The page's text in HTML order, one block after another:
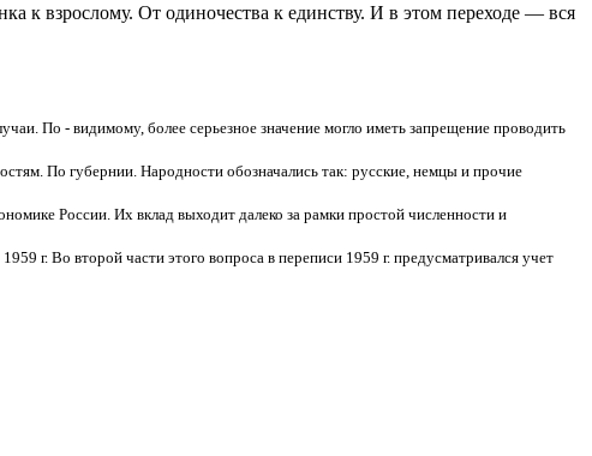
к взрослому. От одиночества к единству. И в этом переходе — вся
По - видимому, более серьезное значение могло иметь запрещение проводить
По губернии. Народности обозначались так: русские, немцы и прочие
России. Их вклад выходит далеко за рамки простой численности и
г. Во второй части этого вопроса в переписи 1959 г. предусматривался учет